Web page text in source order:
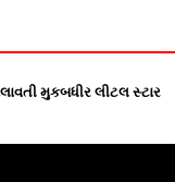
મુકબધીર લીટલ સ્ટાર